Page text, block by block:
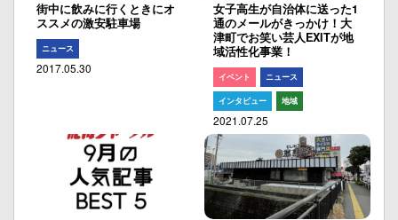
街中に飲みに行くときにオ
ススメの激安駐車場
ニュース
2017.05.30
女子高生が自治体に送った1
通のメールがきっかけ！大
津町でお笑い芸人EXITが地
域活性化事業！
イベント ニュース
インタビュー 地域
2021.07.25